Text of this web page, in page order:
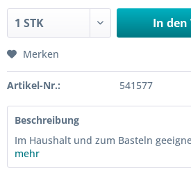
In den
Merken
Artikel-Nr.: 541577
Beschreibung
Im Haushalt und zum Basteln
mehr